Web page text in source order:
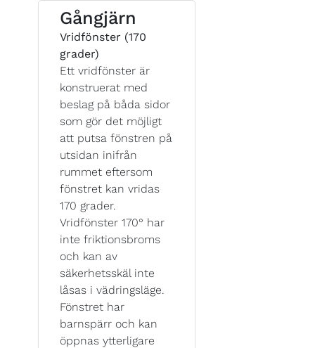
Gångjärn
Vridfönster (170
grader)
Ett vridfönster är
konstruerat med
beslag på båda sidor
som gör det möjligt
att putsa fönstren på
utsidan inifrån
rummet eftersom
fönstret kan vridas
170 grader.
Vridfönster 170° har
inte friktionsbroms
och kan av
säkerhetsskäl inte
låsas i vädringsläge.
Fönstret har
barnspärr och kan
öppnas ytterligare